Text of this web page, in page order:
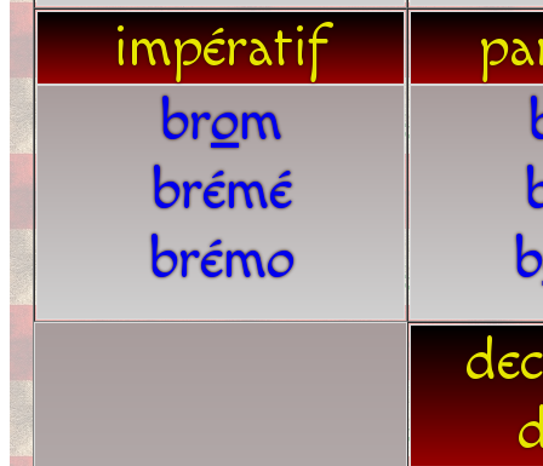
impératif
brom
brémé
brémo
b